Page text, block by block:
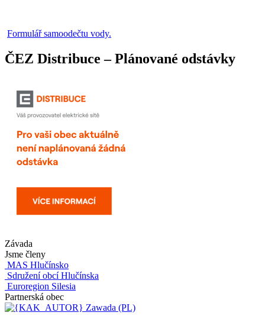
Formulář samoodečtu vody.
ČEZ Distribuce – Plánované odstávky
Závada
Jsme členy
MAS Hlučínsko
Sdružení obcí Hlučínska
Euroregion Silesia
Partnerská obec
Zawada (PL)